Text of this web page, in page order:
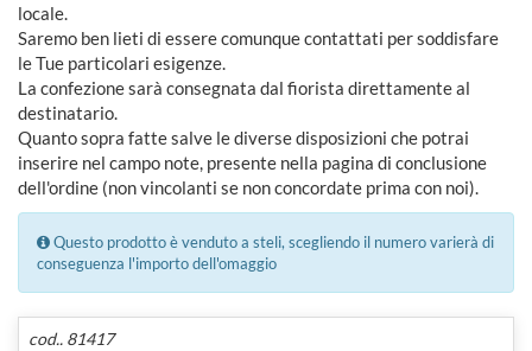
locale.
Saremo ben lieti di essere comunque contattati per soddisfare
le Tue particolari esigenze.
La confezione sarà consegnata dal fiorista direttamente al
destinatario.
Quanto sopra fatte salve le diverse disposizioni che potrai
inserire nel campo note, presente nella pagina di conclusione
dell'ordine (non vincolanti se non concordate prima con noi).
Questo prodotto è venduto a steli, scegliendo il numero varierà di
conseguenza l'importo dell'omaggio
cod.. 81417